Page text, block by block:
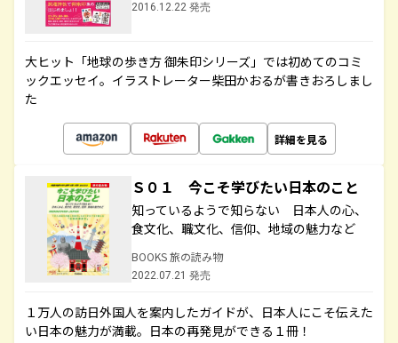
2016.12.22 発売
大ヒット「地球の歩き方 御朱印シリーズ」では初めてのコミ
ックエッセイ。イラストレーター柴田かおるが書きおろしまし
た
詳細を見る
Ｓ０１ 今こそ学びたい日本のこと
知っているようで知らない 日本人の心、
食文化、職文化、信仰、地域の魅力など
BOOKS 旅の読み物
2022.07.21 発売
１万人の訪日外国人を案内したガイドが、日本人にこそ伝えた
い日本の魅力が満載。日本の再発見ができる１冊！